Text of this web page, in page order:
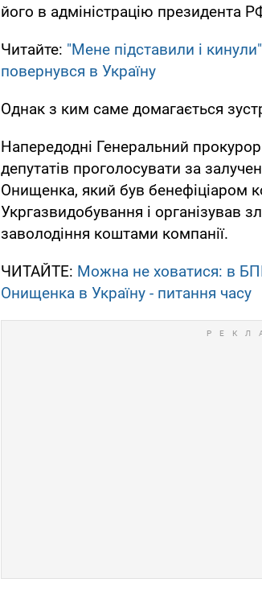
його в адміністрацію президента
Читайте: "Мене підставили і
повернувся в Україну
Однак з ким саме домагається
Напередодні Генеральний
депутатів проголосувати за
Онищенка, який був бенефіціаром
Укргазвидобування і організував
заволодіння коштами компанії.
ЧИТАЙТЕ: Можна не ховатися: в
Онищенка в Україну - питання часу